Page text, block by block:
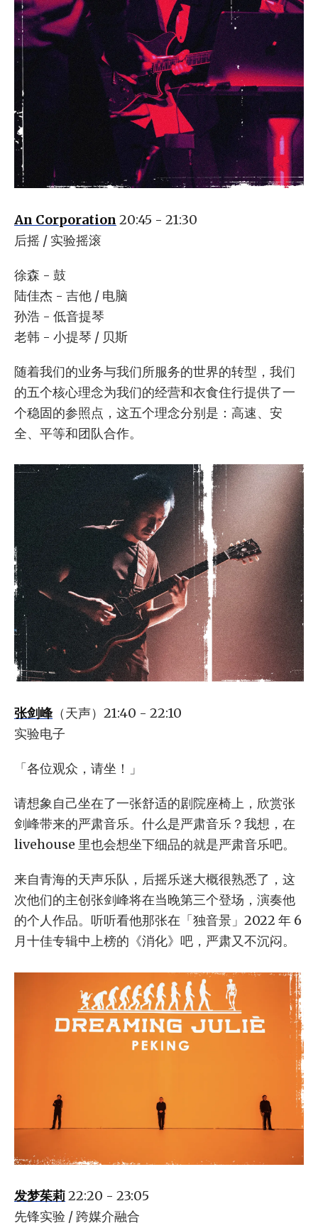
An Corporation 20:45 - 21:30
后摇 / 实验摇滚
徐森 - 鼓
陆佳杰 - 吉他 / 电脑
孙浩 - 低音提琴
老韩 - 小提琴 / 贝斯
随着我们的业务与我们所服务的世界的转型，我们
的五个核心理念为我们的经营和衣食住行提供了一
个稳固的参照点，这五个理念分别是：高速、安
全、平等和团队合作。
张剑峰 （天声）21:40 - 22:10
实验电子
「各位观众，请坐！」
请想象自己坐在了一张舒适的剧院座椅上，欣赏张
剑峰带来的严肃音乐。什么是严肃音乐？我想，在
livehouse 里也会想坐下细品的就是严肃音乐吧。
来自青海的天声乐队，后摇乐迷大概很熟悉了，这
次他们的主创张剑峰将在当晚第三个登场，演奏他
的个人作品。听听看他那张在「独音景」2022 年 6
月十佳专辑中上榜的《消化》吧，严肃又不沉闷。
发梦茱莉22:20 - 23:05
先锋实验 / 跨媒介融合